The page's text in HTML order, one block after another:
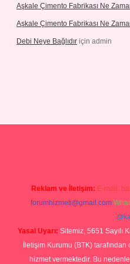
Aşkale Çimento Fabrikası Ne
Aşkale Çimento Fabrikası Ne
Debi Neye Bağlıdır için admin
Reklam ve İletişim: E-mail:
forumhizmeti@gmail.com
Yasal Uyarı: Sitemiz, 5651 Sayılı
İletişim Kurumu (BTK)
hizmet vermektedir. Bu